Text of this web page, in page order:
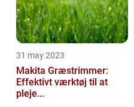
31 may 2023
Makita Græstrimmer:
Effektivt værktøj til at
pleje...